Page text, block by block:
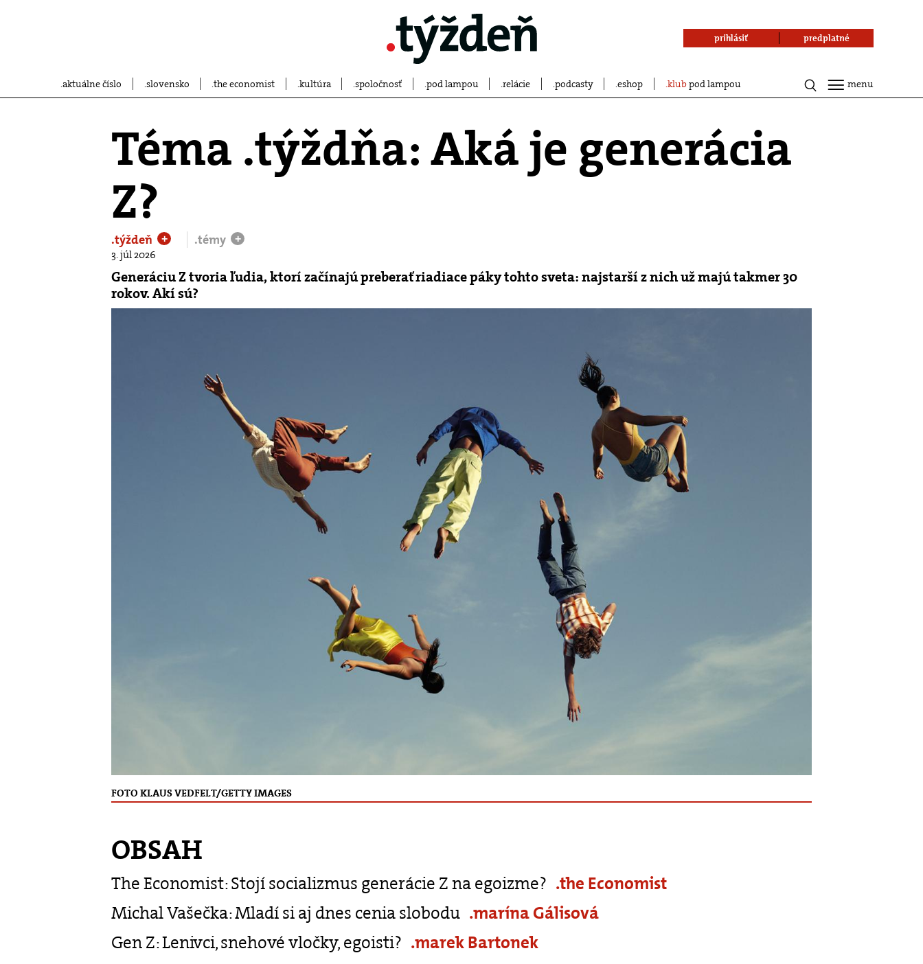
aktuálne číslo slovensko the economist kultúra spoločnosť pod lampou relácie podcasty eshop klubpod lampou
prihlásiť predplatné
menu
Téma .týždňa: Aká je generácia
Z?
.týždeň + .témy +
3. júl 2026
Generáciu Z tvoria ľudia, ktorí začínajú preberať riadiace páky tohto sveta: najstarší z nich už majú takmer 30
rokov. Akí sú?
FOTO KLAUS VEDFELT/GETTY IMAGES
OBSAH
The Economist: Stojí socializmus generácie Z na egoizme? .the Economist
Michal Vašečka: Mladí si aj dnes cenia slobodu .marína Gálisová
Gen Z: Lenivci, snehové vločky, egoisti? .marek Bartonek